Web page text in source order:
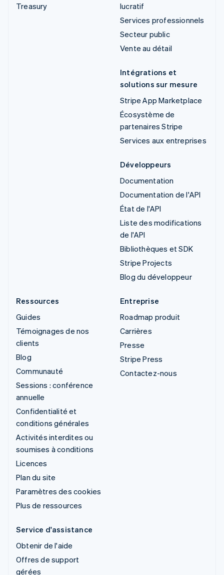
Treasury
lucratif
Services professionnels
Secteur public
Vente au détail
Intégrations et
solutions sur mesure
Stripe App Marketplace
Écosystème de
partenaires Stripe
Services aux entreprises
Développeurs
Documentation
Documentation de l'API
État de l'API
Liste des modifications
de l'API
Bibliothèques et SDK
Stripe Projects
Blog du développeur
Ressources
Guides
Témoignages de nos
clients
Blog
Communauté
Sessions : conférence
annuelle
Confidentialité et
conditions générales
Activités interdites ou
soumises à conditions
Licences
Plan du site
Paramètres des cookies
Plus de ressources
Entreprise
Roadmap produit
Carrières
Presse
Stripe Press
Contactez-nous
Service d'assistance
Obtenir de l'aide
Offres de support
gérées